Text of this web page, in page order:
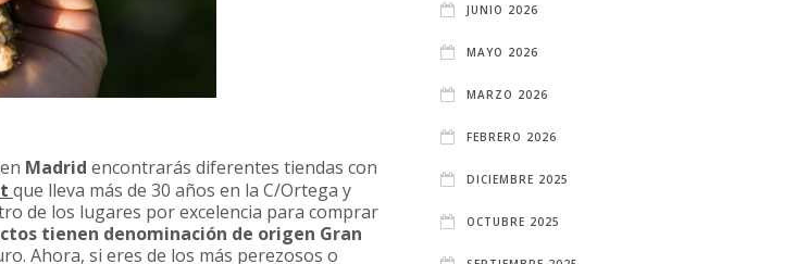
Madrid encontrarás diferentes tiendas con
que lleva más de 30 años en la C/Ortega y
de los lugares por excelencia para comprar
tienen denominación de origen Gran
Ahora, si eres de los más perezosos o
JUNIO 2026
MAYO 2026
MARZO 2026
FEBRERO 2026
DICIEMBRE 2025
OCTUBRE 2025